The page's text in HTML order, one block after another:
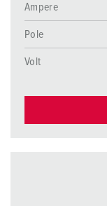
Ampere
Pole
Volt